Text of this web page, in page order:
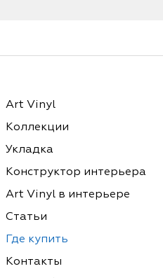
Art Vinyl
Коллекции
Укладка
Конструктор интерьера
Art Vinyl в интерьере
Статьи
Где купить
Контакты